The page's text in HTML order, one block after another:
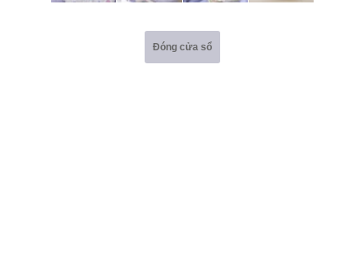
Đóng cửa sổ